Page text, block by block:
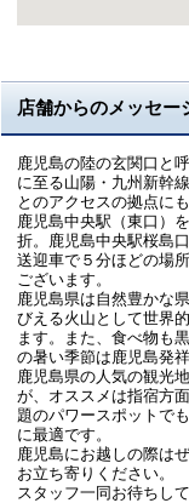
店舗からのメッセー
鹿児島の陸の玄関口と
に至る山陽・九州新幹
とのアクセスの拠点に
鹿児島中央駅（東口）
折。鹿児島中央駅桜島
送迎車で５分ほどの場
ございます。
鹿児島県は自然豊かな
びえる火山として世界
ます。また、食べ物も
の暑い季節は鹿児島発
鹿児島県の人気の観光
が、オススメは指宿方
題のパワースポットで
に最適です。
鹿児島にお越しの際は
お立ち寄りください。
スタッフ一同お待ちし